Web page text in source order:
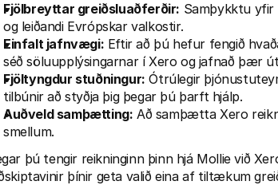
Fjölbreyttar greiðsluaðferðir: Samþykktu yfir
og leiðandi Evrópskar valkostir.
Einfalt jafnvægi: Eftir að þú hefur fengið
séð söluupplýsingarnar í Xero og jafnað þær
Fjöltyngdur stuðningur: Ótrúlegir
tilbúnir að styðja þig þegar þú þarft hjálp.
Auðveld samþætting: Að samþætta Xero
smellum.
þú tengir reikninginn þinn hjá Mollie við
þínir geta valið eina af tiltækum